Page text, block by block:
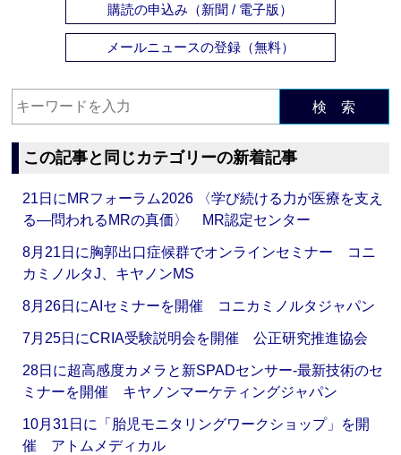
購読の申込み（新聞 / 電子版）
メールニュースの登録（無料）
検 索
この記事と同じカテゴリーの新着記事
21日にMRフォーラム2026 〈学び続ける力が医療を支え
る―問われるMRの真価〉 MR認定センター
8月21日に胸郭出口症候群でオンラインセミナー コニ
カミノルタJ、キヤノンMS
8月26日にAIセミナーを開催 コニカミノルタジャパン
7月25日にCRIA受験説明会を開催 公正研究推進協会
28日に超高感度カメラと新SPADセンサー‐最新技術のセ
ミナーを開催 キヤノンマーケティングジャパン
10月31日に「胎児モニタリングワークショップ」を開
催 アトムメディカル